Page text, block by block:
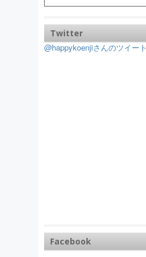
Twitter
@happykoenjiさんのツイート
Facebook